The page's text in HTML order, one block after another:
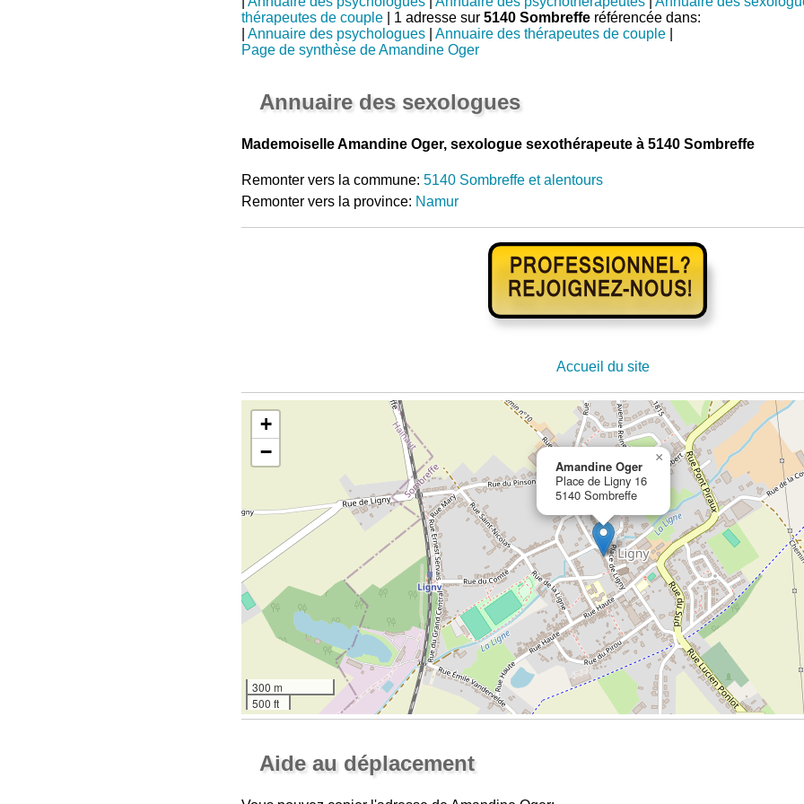
thérapeutes de couple| 1 adresse sur 5140 Sombrefferéférencée dans:
Annuaire des psychologues| Annuaire des thérapeutes de couple|
Page de synthèse de Amandine Oger
Annuaire des sexologues
Mademoiselle Amandine Oger, sexologue sexothérapeute à 5140 Sombreffe
Remonter vers la commune: 5140 Sombreffe et alentours
Remonter vers la province: Namur
Accueil du site
Amandine Oger
Place de Ligny 16
5140 Sombreffe
×
+
−
300 m
500 ft
Aide au déplacement